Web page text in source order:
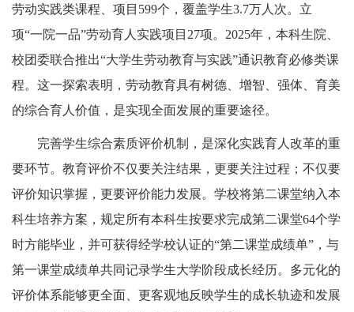
劳动实践类课程、项目599个，覆盖学生3.7万人次。立
项“一院一品”劳动育人实践项目27项。2025年，本科生院、
校团委联合推出“大学生劳动教育与实践”通识教育必修类课
程。这一探索表明，劳动教育具有树德、增智、强体、育美
的综合育人价值，是实现全面发展的重要途径。
完善学生综合素质评价机制，是深化实践育人改革的重
要环节。教育评价不仅要关注结果，更要关注过程；不仅要
评价知识掌握，更要评价能力发展。学校将第二课堂纳入本
科生培养方案，规定所有本科生按要求完成第二课堂64个学
时方能毕业，并可获得经学校认证的“第二课堂成绩单”，与
第一课堂成绩单共同记录学生大学阶段成长经历。多元化的
评价体系能够更全面、更客观地反映学生的成长轨迹和发展